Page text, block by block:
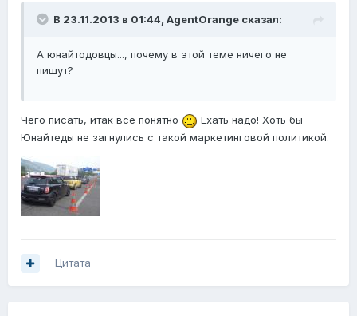
В 23.11.2013 в 01:44, AgentOrange сказал:
А юнайтодовцы..., почему в этой теме ничего не
пишут?
Чего писать, итак всё понятно
Ехать надо! Хоть бы
Юнайтеды не загнулись с такой маркетинговой политикой.
Цитата